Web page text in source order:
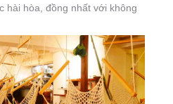
hài hòa, đồng nhất với không